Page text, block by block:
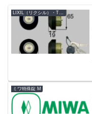
LIXIL（リクシル）・TOSTEM（トステム）
ミワ特殊錠 M